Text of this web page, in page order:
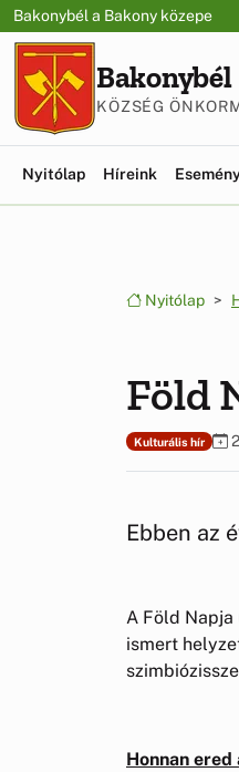
Ugrás a menüre
Ugrás a tartalomra
Bakonybél a Bakony közepe
Bakonybél
KÖZSÉG
Nyitólap Híreink
Nyitólap
Föld
Kulturális hír
Ebben az
A Föld
ismert
Honnan